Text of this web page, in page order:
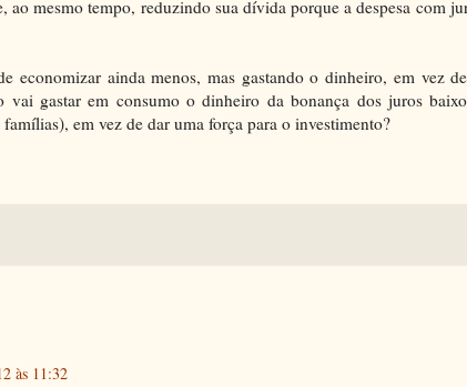
ao mesmo tempo, reduzindo sua dívida porque a despesa com
economizar ainda menos, mas gastando o dinheiro, em vez
gastar em consumo o dinheiro da bonança dos juros
em vez de dar uma força para o investimento?
às 11:32